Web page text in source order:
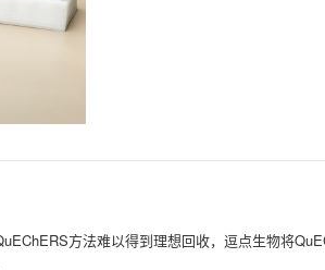
方法难以得到理想回收，逗点生物将